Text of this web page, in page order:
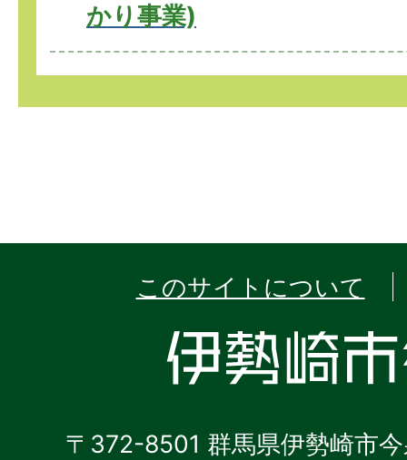
かり事業)
このサイトについて
〒372-8501 群馬県伊勢崎市